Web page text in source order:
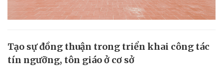
Tạo sự đồng thuận trong triển khai công tác
tín ngưỡng, tôn giáo ở cơ sở